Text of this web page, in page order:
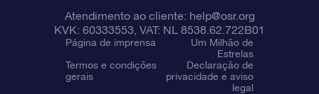
Atendimento ao cliente: help@osr.org
KVK: 60333553, VAT: NL 8538.62.722B01
Página de imprensa
Um Milhão de
Estrelas
Termos e condições
gerais
Declaração de
privacidade e aviso
legal